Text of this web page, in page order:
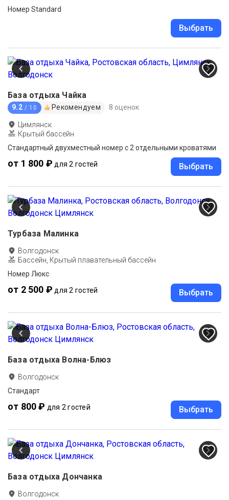
Номер Standard
Выбрать
База отдыха Чайка
9.2 / 10 Рекомендуем 8 оценок
Цимлянск
Крытый бассейн
Стандартный двухместный номер с 2 отдельными кроватями
от 1 800 ₽ для 2 гостей Выбрать
Турбаза Малинка
Волгодонск
Бассейн, Крытый плавательный бассейн
Номер Люкс
от 2 500 ₽ для 2 гостей Выбрать
База отдыха Волна-Блюз
Волгодонск
Стандарт
от 800 ₽ для 2 гостей Выбрать
База отдыха Дончанка
Волгодонск